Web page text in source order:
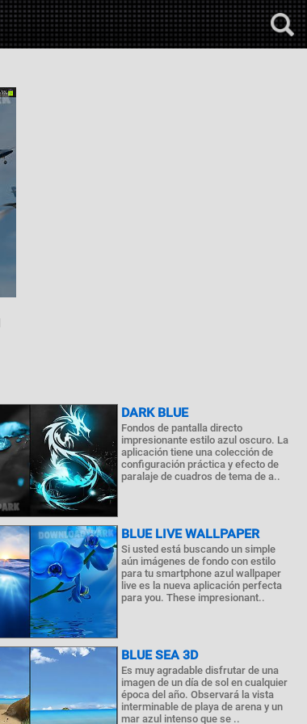
DARK BLUE
Fondos de pantalla directo
impresionante estilo azul oscuro. La
aplicación tiene una colección de
configuración práctica y efecto de
paralaje de cuadros de tema de a..
BLUE LIVE WALLPAPER
Si usted está buscando un simple
aún imágenes de fondo con estilo
para tu smartphone azul wallpaper
live es la nueva aplicación perfecta
para you. These impresionant..
BLUE SEA 3D
Es muy agradable disfrutar de una
imagen de un día de sol en cualquier
época del año. Observará la vista
interminable de playa de arena y un
mar azul intenso que se ..